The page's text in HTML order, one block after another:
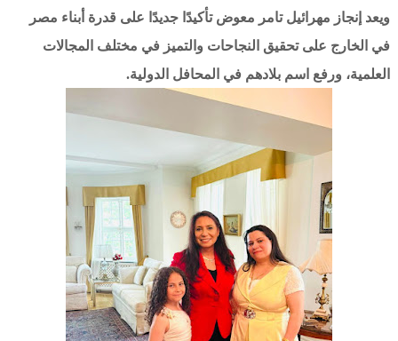
ويعد إنجاز مهرائيل تامر معوض تأكيدًا جديدًا على قدرة أبناء مصر
في الخارج على تحقيق النجاحات والتميز في مختلف المجالات
العلمية، ورفع اسم بلادهم في المحافل الدولية.